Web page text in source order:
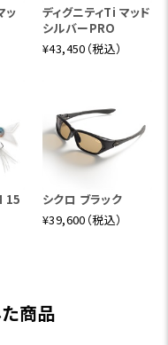
ッ
ディグニティTi マッド
シルバーPRO
¥43,450（税込）
15
シクロ ブラック
¥39,600（税込）
商品